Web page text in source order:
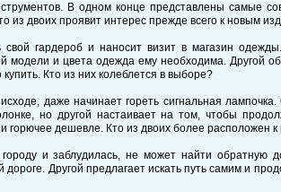
В одном конце представлены самые
двоих проявит интерес прежде всего к новым
гардероб и наносит визит в магазин
модели и цвета одежда ему необходима. Другой
Кто из них колеблется в выборе?
даже начинает гореть сигнальная лампочка.
но другой настаивает на том, чтобы
дешевле. Кто из двоих более расположен к
и заблудилась, не может найти обратную
дороге. Другой предлагает искать путь самим и